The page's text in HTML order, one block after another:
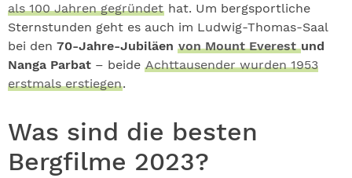
als 100 Jahren gegründet hat. Um bergsportliche
Sternstunden geht es auch im Ludwig-Thomas-Saal
bei den 70-Jahre-Jubiläen von Mount Everestund
Nanga Parbat – beide Achttausender wurden 1953
erstmals erstiegen.
Was sind die besten
Bergfilme 2023?